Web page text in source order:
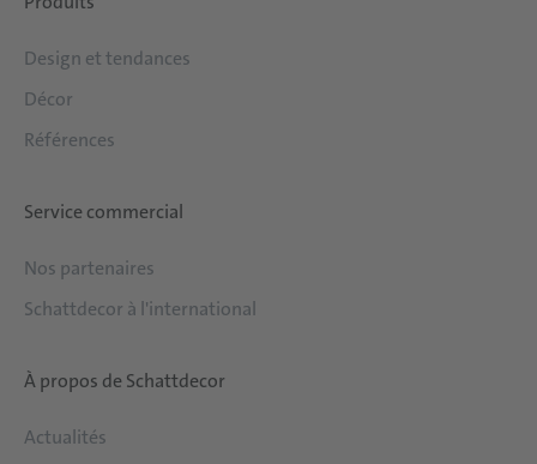
Design et tendances
Décor
Références
Service commercial
Nos partenaires
Schattdecor à l'international
À propos de Schattdecor
Actualités